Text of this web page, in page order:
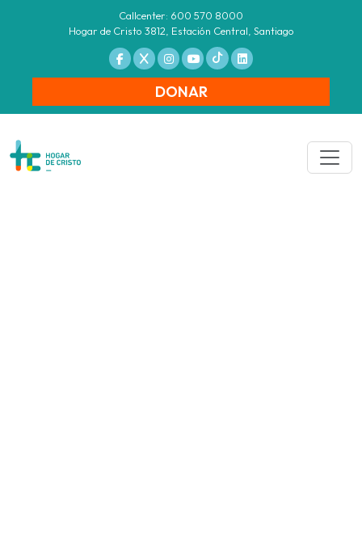
Callcenter: 600 570 8000
Hogar de Cristo 3812, Estación Central, Santiago
DONAR